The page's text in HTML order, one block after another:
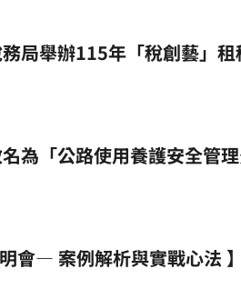
會— 案例解析與實戰心法 】
嘉義大學嘉大校友
嘉義大學校友會館座
「木構、永續與開放交
生、校友與訪客的校園新
頂形塑森林意象，呼應
研究特色，展現自然與學術交
以大面積玻璃帷幕為特
情，建立室內活動與校園